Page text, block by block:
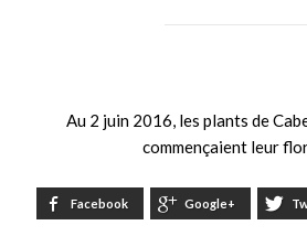
Au 2 juin 2016, les plants de
commençaient leur
Facebook Google+